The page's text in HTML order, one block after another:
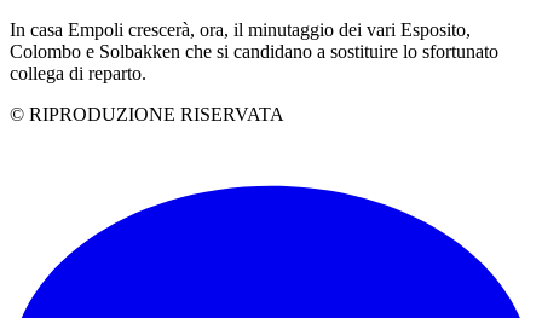
In casa Empoli crescerà, ora, il minutaggio dei vari Esposito,
Colombo e Solbakken che si candidano a sostituire lo sfortunato
collega di reparto.
© RIPRODUZIONE RISERVATA